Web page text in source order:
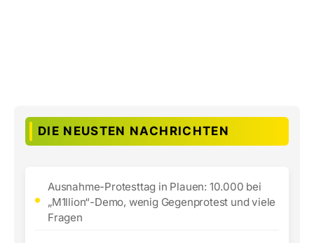
DIE NEUSTEN NACHRICHTEN
Ausnahme-Protesttag in Plauen: 10.000 bei
„M1llion“-Demo, wenig Gegenprotest und viele
Fragen